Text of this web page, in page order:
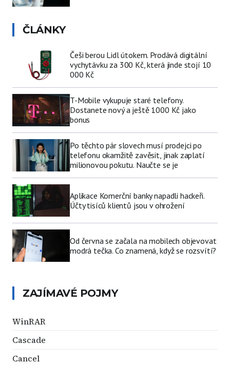
ČLÁNKY
Češi berou Lidl útokem. Prodává digitální
vychytávku za 300 Kč, která jinde stojí 10
000 Kč
T-Mobile vykupuje staré telefony.
Dostanete nový a ještě 1000 Kč jako
bonus
Po těchto pár slovech musí prodejci po
telefonu okamžitě zavěsit, jinak zaplatí
milionovou pokutu. Naučte se je
Aplikace Komerční banky napadli hackeři.
Účty tisíců klientů jsou v ohrožení
Od června se začala na mobilech objevovat
modrá tečka. Co znamená, když se rozsvítí?
ZAJÍMAVÉ POJMY
WinRAR
Cascade
Cancel